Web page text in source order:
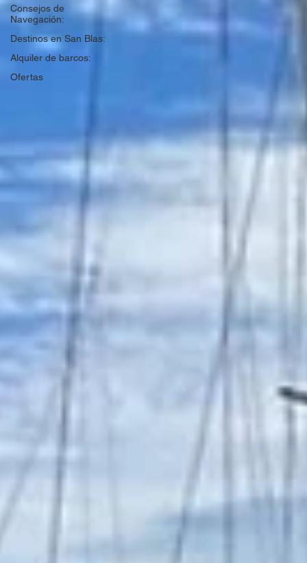
Consejos de
Navegación:
Destinos en San Blas:
Alquiler de barcos:
Ofertas